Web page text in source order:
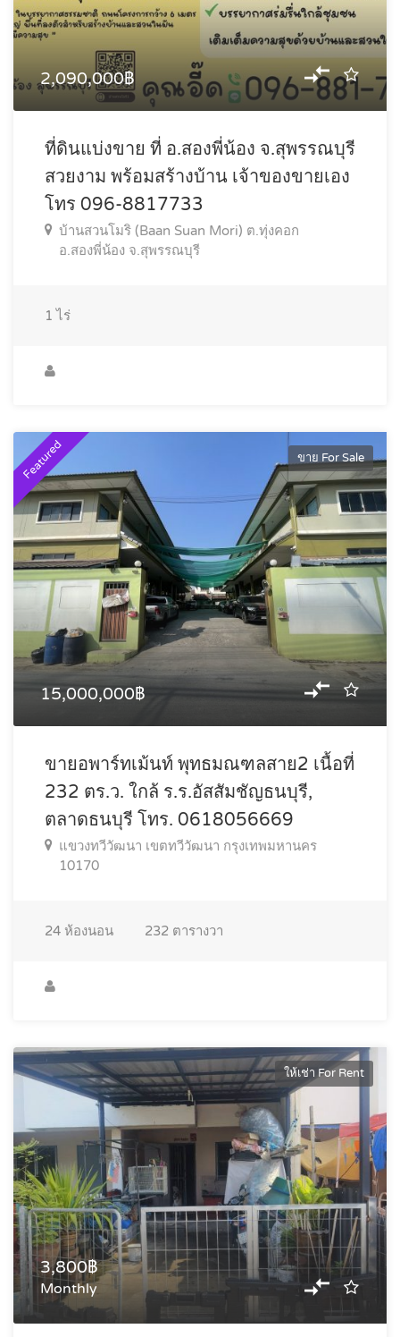
2,090,000฿
ที่ดินแบ่งขาย ที่ อ.สองพี่น้อง จ.สุพรรณบุรี
สวยงาม พร้อมสร้างบ้าน เจ้าของขายเอง
โทร 096-8817733
บ้านสวนโมริ (Baan Suan Mori) ต.ทุ่งคอก
อ.สองพี่น้อง จ.สุพรรณบุรี
1 ไร่
Featured ขาย For Sale
15,000,000฿
ขายอพาร์ทเม้นท์ พุทธมณฑลสาย2 เนื้อที่
232 ตร.ว. ใกล้ ร.ร.อัสสัมชัญธนบุรี,
ตลาดธนบุรี โทร. 0618056669
แขวงทวีวัฒนา เขตทวีวัฒนา กรุงเทพมหานคร
10170
24 ห้องนอน 232 ตารางวา
ให้เช่า For Rent
3,800฿
Monthly